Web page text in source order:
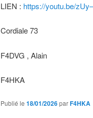
LIEN : https://youtu.be/
Cordiale 73
F4DVG , Alain
F4HKA
Publié le 18/01/2026parF4HKA